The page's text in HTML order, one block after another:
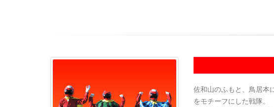
佐和山のふもと、鳥居
をモチーフにした戦隊。